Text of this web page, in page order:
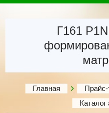
Г161
Главная Прайс-
Каталог